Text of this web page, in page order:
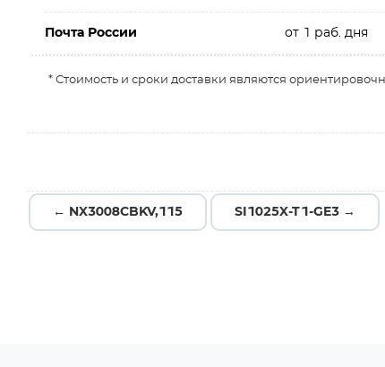
Почта России от 1 раб. дня
* Стоимость и сроки доставки являются
← NX3008CBKV,115 SI1025X-T1-GE3 →